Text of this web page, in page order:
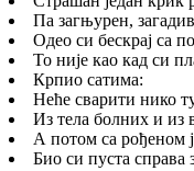
Па загњурен,
Одео си бескрај са
То није као кад си
Крпио сатима:
Неће сварити нико
Из тела болних и из
А потом са рођеном
Био си пуста справа